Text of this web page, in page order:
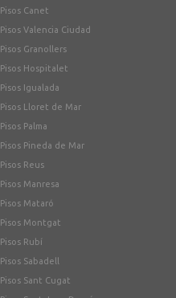
Pisos Canet
Pisos Valencia Ciudad
Pisos Granollers
Pisos Hospitalet
Pisos Igualada
Pisos Lloret de Mar
Pisos Palma
Pisos Pineda de Mar
Pisos Reus
Pisos Manresa
Pisos Mataró
Pisos Montgat
Pisos Rubí
Pisos Sabadell
Pisos Sant Cugat